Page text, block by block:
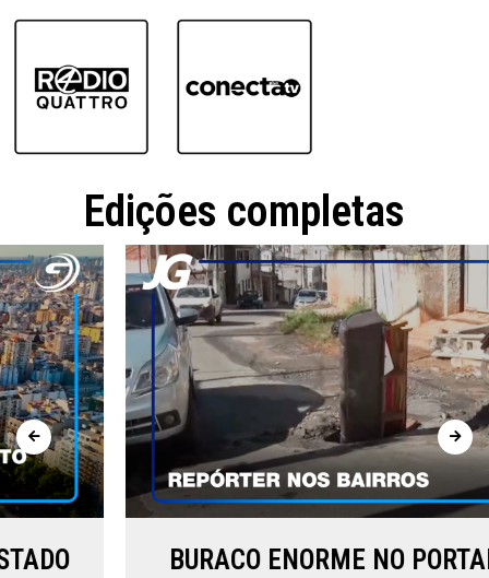
Edições completas
BURACO ENORME NO PORTAL CLUB,